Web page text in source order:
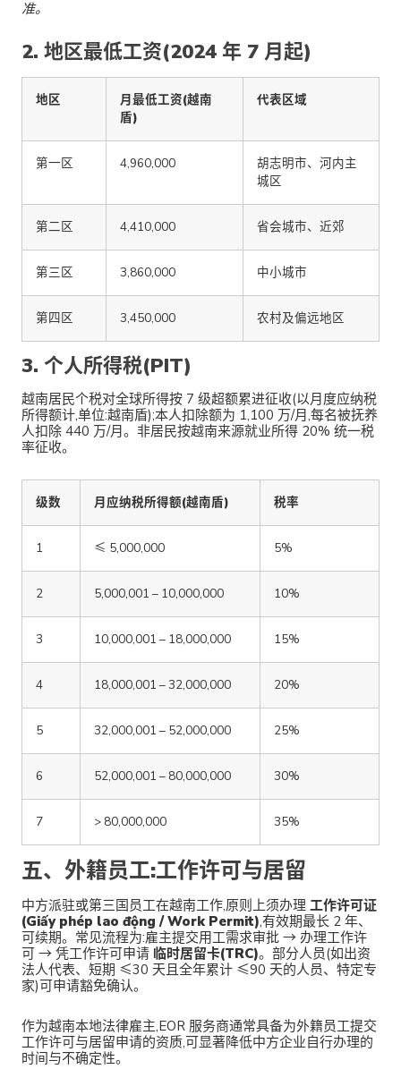
准。
2. 地区最低工资(2024 年 7 月起)
地区
月最低工资(越南
盾)
代表区域
第一区 4,960,000
胡志明市、河内主
城区
第二区 4,410,000 省会城市、近郊
第三区 3,860,000 中小城市
第四区 3,450,000 农村及偏远地区
3. 个人所得税(PIT)
越南居民个税对全球所得按 7 级超额累进征收(以月度应纳税
所得额计,单位:越南盾);本人扣除额为 1,100 万/月,每名被抚养
人扣除 440 万/月。非居民按越南来源就业所得 20% 统一税
率征收。
级数 月应纳税所得额(越南盾) 税率
1 ≤ 5,000,000 5%
2 5,000,001 – 10,000,000 10%
3 10,000,001 – 18,000,000 15%
4 18,000,001 – 32,000,000 20%
5 32,000,001 – 52,000,000 25%
6 52,000,001 – 80,000,000 30%
7 > 80,000,000 35%
五、外籍员工:工作许可与居留
中方派驻或第三国员工在越南工作,原则上须办理 工作许可证
(Giấy phép lao động / Work Permit),有效期最长 2 年、
可续期。常见流程为:雇主提交用工需求审批 → 办理工作许
可 → 凭工作许可申请 临时居留卡(TRC)。部分人员(如出资
法人代表、短期 ≤30 天且全年累计 ≤90 天的人员、特定专
家)可申请豁免确认。
作为越南本地法律雇主,EOR 服务商通常具备为外籍员工提交
工作许可与居留申请的资质,可显著降低中方企业自行办理的
时间与不确定性。